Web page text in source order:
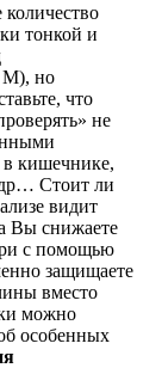
тонкой и
но
что
не
кишечнике,
Стоит ли
видит
Вы снижаете
с помощью
защищаете
вместо
можно
особенных